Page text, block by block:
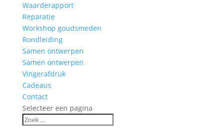
Waarderapport
Reparatie
Workshop goudsmeden
Rondleiding
Samen ontwerpen
Samen ontwerpen
Vingerafdruk
Cadeaus
Contact
Selecteer een pagina